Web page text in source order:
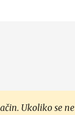
Ukoliko se ne